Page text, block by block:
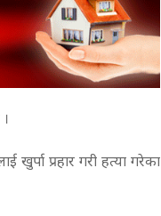
खुर्पा प्रहार गरी हत्या गरेका